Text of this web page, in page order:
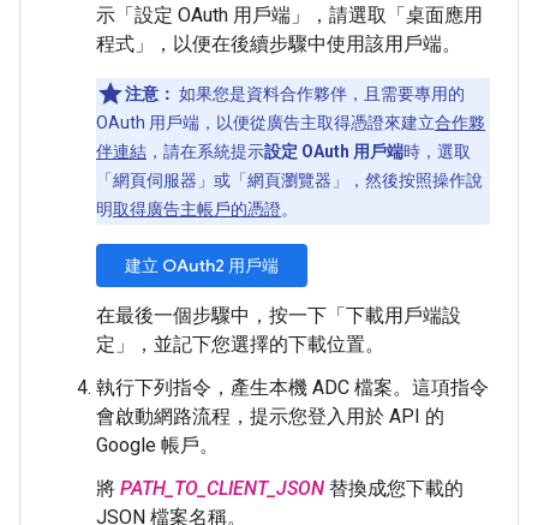
示「設定 OAuth 用戶端」
，請選取「桌面應用
程式」
，以便在後續步驟中使用該用戶端。
注意： 如果您是資料合作夥伴，且需要專用的
OAuth 用戶端，以便從廣告主取得憑證來建立合作夥
伴連結 ，請在系統提示設定 OAuth 用戶端時，選取
「網頁伺服器」 或「網頁瀏覽器」
，然後按照操作說
明取得廣告主帳戶的憑證。
建立 OAuth2 用戶端
在最後一個步驟中，按一下「下載用戶端設
定」
，並記下您選擇的下載位置。
執行下列指令，產生本機 ADC 檔案。這項指令
會啟動網路流程，提示您登入用於 API 的
Google 帳戶。
將 PATH_TO_CLIENT_JSON 替換成您下載的
JSON 檔案名稱。